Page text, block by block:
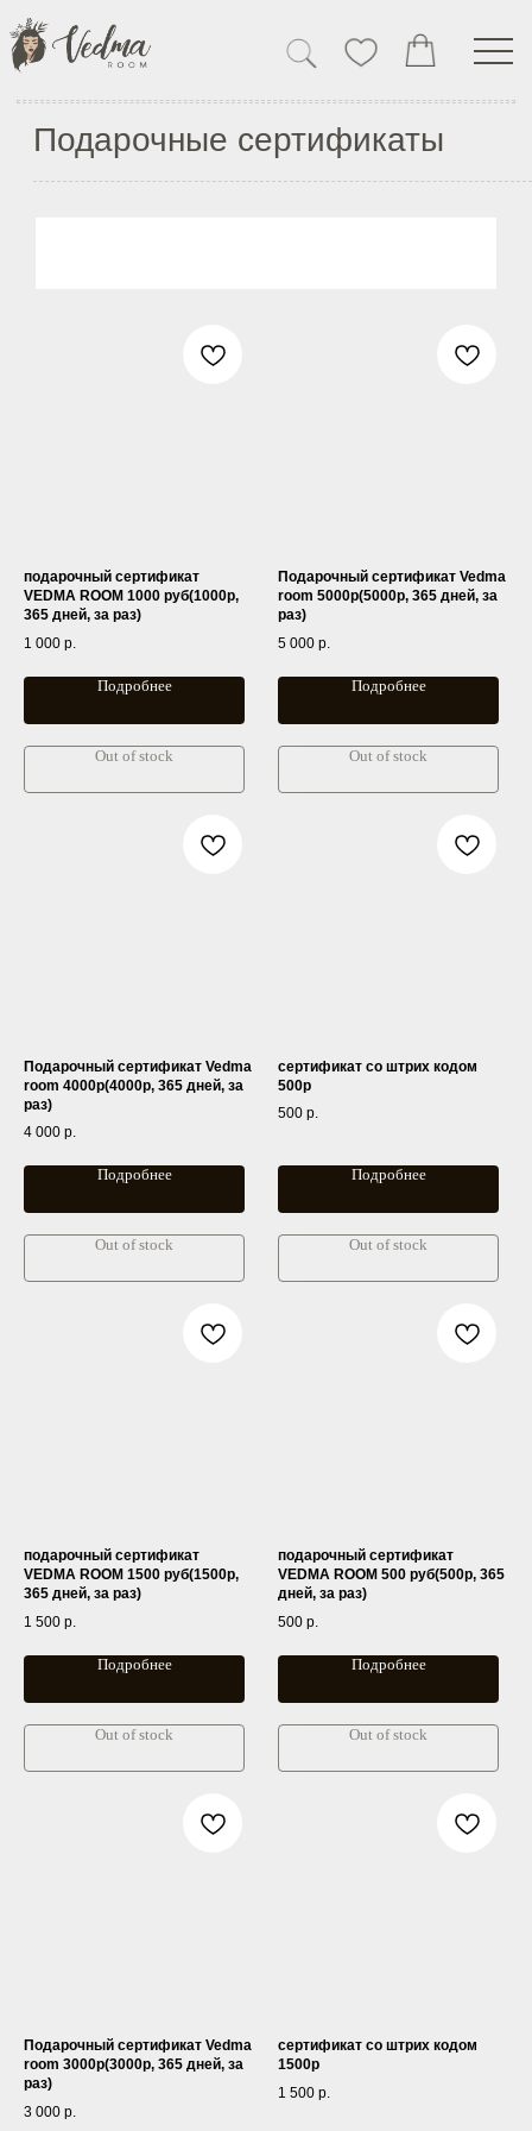
КАТАЛОГ
Подарочные сертификаты
подарочный сертификат
VEDMA ROOM 1000 руб(1000р,
365 дней, за раз)
1 000 р.
Подробнее
Out of stock
Подарочный сертификат Vedma
room 5000р(5000р, 365 дней, за
раз)
5 000 р.
Подробнее
Out of stock
Подарочный сертификат Vedma
room 4000р(4000р, 365 дней, за
раз)
4 000 р.
Подробнее
Out of stock
сертификат со штрих кодом
500р
500 р.
Подробнее
Out of stock
подарочный сертификат
VEDMA ROOM 1500 руб(1500р,
365 дней, за раз)
1 500 р.
Подробнее
Out of stock
подарочный сертификат
VEDMA ROOM 500 руб(500р, 365
дней, за раз)
500 р.
Подробнее
Out of stock
Подарочный сертификат Vedma
room 3000р(3000р, 365 дней, за
раз)
3 000 р.
сертификат со штрих кодом
1500р
1 500 р.